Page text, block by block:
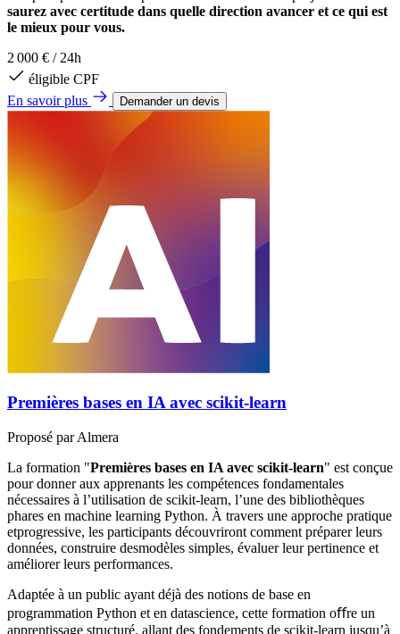
saurez avec certitude dans quelle direction avancer et ce qui est
le mieux pour vous.
2 000 € / 24h
éligible CPF
En savoir plus
Demander un devis
Premières bases en IA avec scikit-learn
Proposé parAlmera
La formation "Premières bases en IA avec scikit-learn" est conçue
pour donner aux apprenants les compétences fondamentales
nécessaires à l’utilisation de scikit-learn, l’une des bibliothèques
phares en machine learning Python. À travers une approche pratique
etprogressive, les participants découvriront comment préparer leurs
données, construire desmodèles simples, évaluer leur pertinence et
améliorer leurs performances.
Adaptée à un public ayant déjà des notions de base en
programmation Python et en datascience, cette formation oﬀre un
apprentissage structuré, allant des fondements de scikit-learn jusqu’à